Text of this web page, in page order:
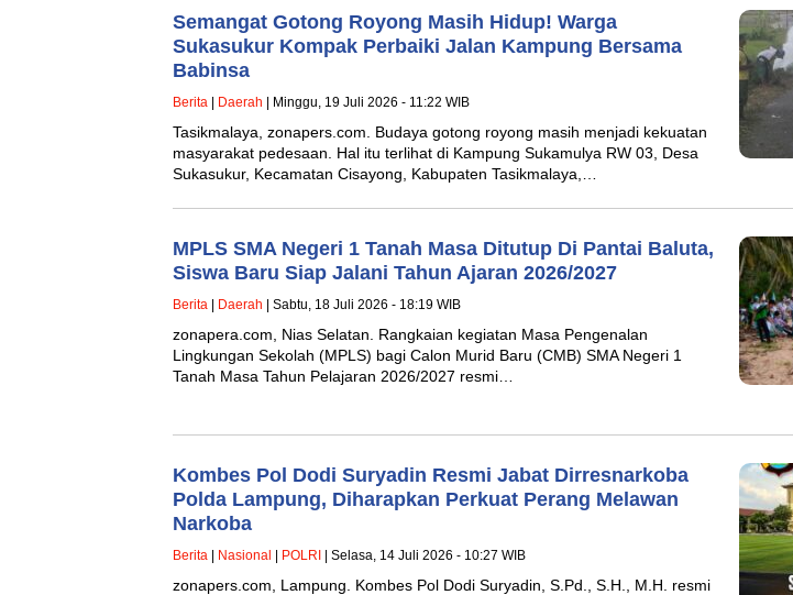
Semangat Gotong Royong Masih Hidup! Warga
Sukasukur Kompak Perbaiki Jalan Kampung Bersama
Babinsa
Berita Daerah | Minggu, 19 Juli 2026 - 11:22 WIB
Tasikmalaya, zonapers.com. Budaya gotong royong masih menjadi kekuatan
masyarakat pedesaan. Hal itu terlihat di Kampung Sukamulya RW 03, Desa
Sukasukur, Kecamatan Cisayong, Kabupaten Tasikmalaya,…
MPLS SMA Negeri 1 Tanah Masa Ditutup Di Pantai Baluta,
Siswa Baru Siap Jalani Tahun Ajaran 2026/2027
Berita Daerah | Sabtu, 18 Juli 2026 - 18:19 WIB
zonapera.com, Nias Selatan. Rangkaian kegiatan Masa Pengenalan
Lingkungan Sekolah (MPLS) bagi Calon Murid Baru (CMB) SMA Negeri 1
Tanah Masa Tahun Pelajaran 2026/2027 resmi…
Kombes Pol Dodi Suryadin Resmi Jabat Dirresnarkoba
Polda Lampung, Diharapkan Perkuat Perang Melawan
Narkoba
Berita Nasional POLRI | Selasa, 14 Juli 2026 - 10:27 WIB
zonapers.com, Lampung. Kombes Pol Dodi Suryadin, S.Pd., S.H., M.H. resmi